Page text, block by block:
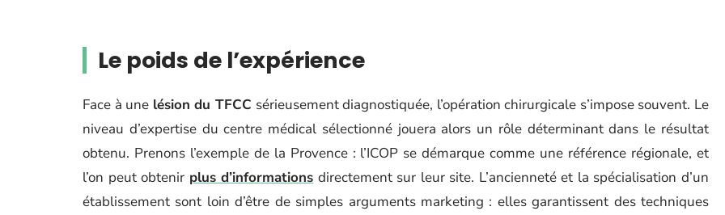
Le poids de l’expérience
Face à une lésion du TFCC sérieusement diagnostiquée, l’opération chirurgicale s’impose souvent. Le
niveau d’expertise du centre médical sélectionné jouera alors un rôle déterminant dans le résultat
obtenu. Prenons l’exemple de la Provence : l’ICOP se démarque comme une référence régionale, et
l’on peut obtenir plus d’informations directement sur leur site. L’ancienneté et la spécialisation d’un
établissement sont loin d’être de simples arguments marketing : elles garantissent des techniques